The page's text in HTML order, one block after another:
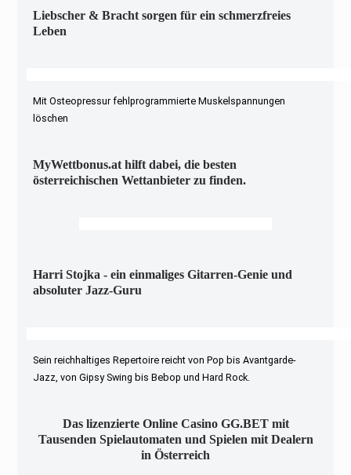
Liebscher & Bracht sorgen für ein schmerzfreies
Leben
Mit Osteopressur fehlprogrammierte Muskelspannungen
löschen
MyWettbonus.at hilft dabei, die besten
österreichischen Wettanbieter zu finden.
Harri Stojka - ein einmaliges Gitarren-Genie und
absoluter Jazz-Guru
Sein reichhaltiges Repertoire reicht von Pop bis Avantgarde-
Jazz, von Gipsy Swing bis Bebop und Hard Rock.
Das lizenzierte Online Casino GG.BET mit
Tausenden Spielautomaten und Spielen mit Dealern
in Österreich